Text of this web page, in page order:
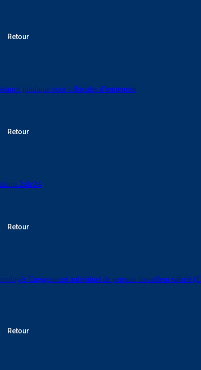
Retour
juridique pour véhicules d’entreprise
Retour
24h/24
Retour
Engagement individuel de pension travailleur salarié
Retour